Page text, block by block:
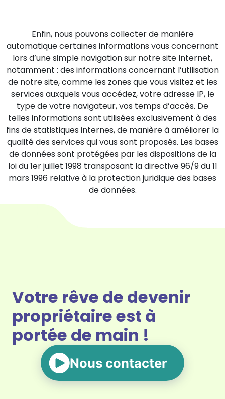
Enfin, nous pouvons collecter de manière
automatique certaines informations vous concernant
lors d’une simple navigation sur notre site Internet,
notamment : des informations concernant l’utilisation
de notre site, comme les zones que vous visitez et les
services auxquels vous accédez, votre adresse IP, le
type de votre navigateur, vos temps d’accès. De
telles informations sont utilisées exclusivement à des
fins de statistiques internes, de manière à améliorer la
qualité des services qui vous sont proposés. Les bases
de données sont protégées par les dispositions de la
loi du 1er juillet 1998 transposant la directive 96/9 du 11
mars 1996 relative à la protection juridique des bases
de données.
Votre rêve de devenir
propriétaire est à
portée de main !
Nous contacter